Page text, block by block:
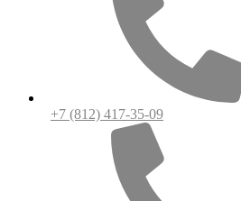
+7 (812) 417-35-09